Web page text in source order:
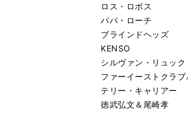
ロス・ロボス
パパ・ローチ
ブラインドヘッズ
KENSO
シルヴァン・リュック
ファーイーストクラブ
テリー・キャリアー
徳武弘文＆尾崎孝